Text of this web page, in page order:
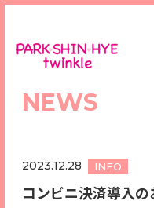
NEWS
2023.12.28 INFO
コンビニ決済導入の